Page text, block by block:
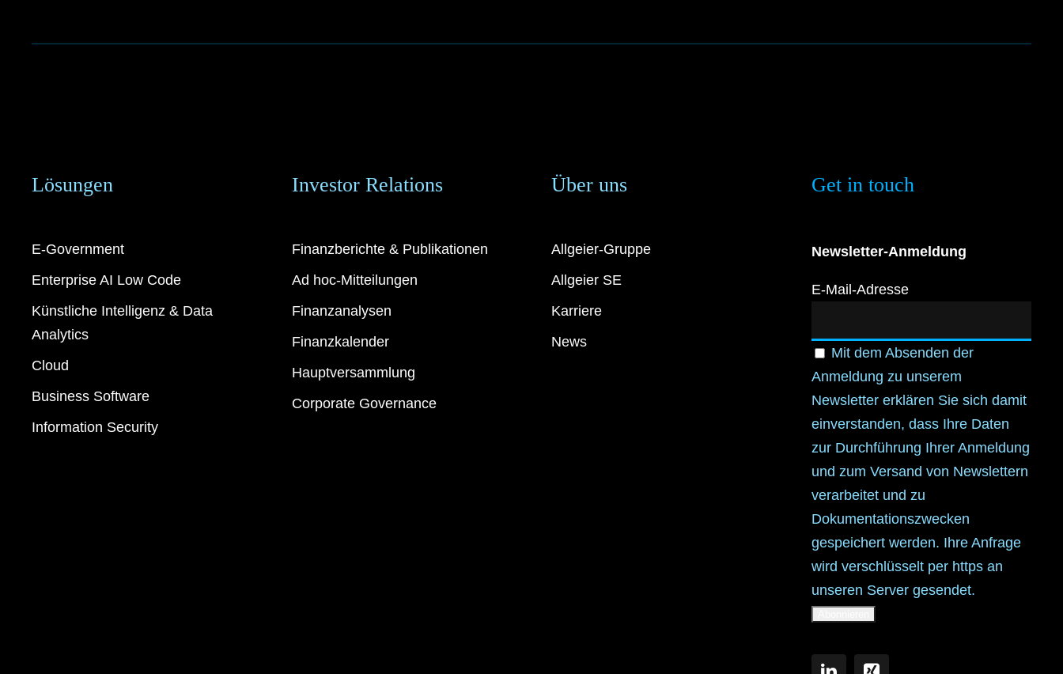
Lösungen
E-Government
Enterprise AI Low Code
Künstliche Intelligenz & Data
Analytics
Cloud
Business Software
Information Security
Investor Relations
Finanzberichte & Publikationen
Ad hoc-Mitteilungen
Finanzanalysen
Finanzkalender
Hauptversammlung
Corporate Governance
Über uns
Allgeier-Gruppe
Allgeier SE
Karriere
News
Get in touch
Newsletter-Anmeldung
E-Mail-Adresse
Mit dem Absenden der
Anmeldung zu unserem
Newsletter erklären Sie sich damit
einverstanden, dass Ihre Daten
zur Durchführung Ihrer Anmeldung
und zum Versand von Newslettern
verarbeitet und zu
Dokumentationszwecken
gespeichert werden. Ihre Anfrage
wird verschlüsselt per https an
unseren Server gesendet.